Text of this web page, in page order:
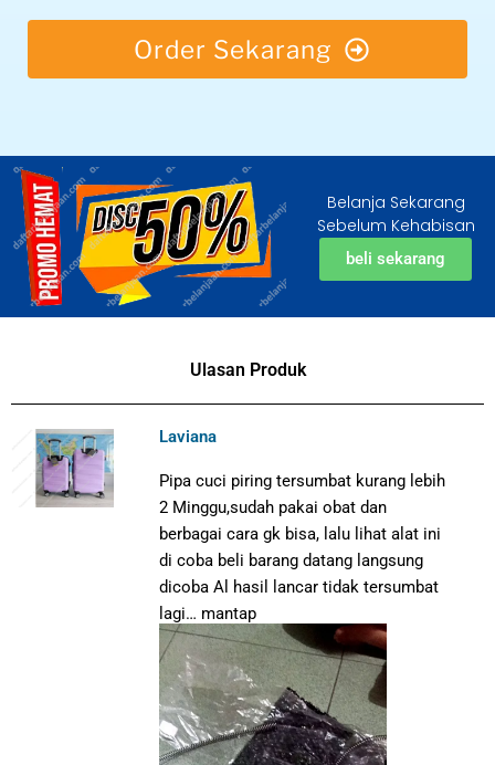
Order Sekarang
Belanja Sekarang
Sebelum Kehabisan
beli sekarang
Ulasan Produk
Laviana
Pipa cuci piring tersumbat kurang lebih
2 Minggu,sudah pakai obat dan
berbagai cara gk bisa, lalu lihat alat ini
di coba beli barang datang langsung
dicoba Al hasil lancar tidak tersumbat
lagi… mantap